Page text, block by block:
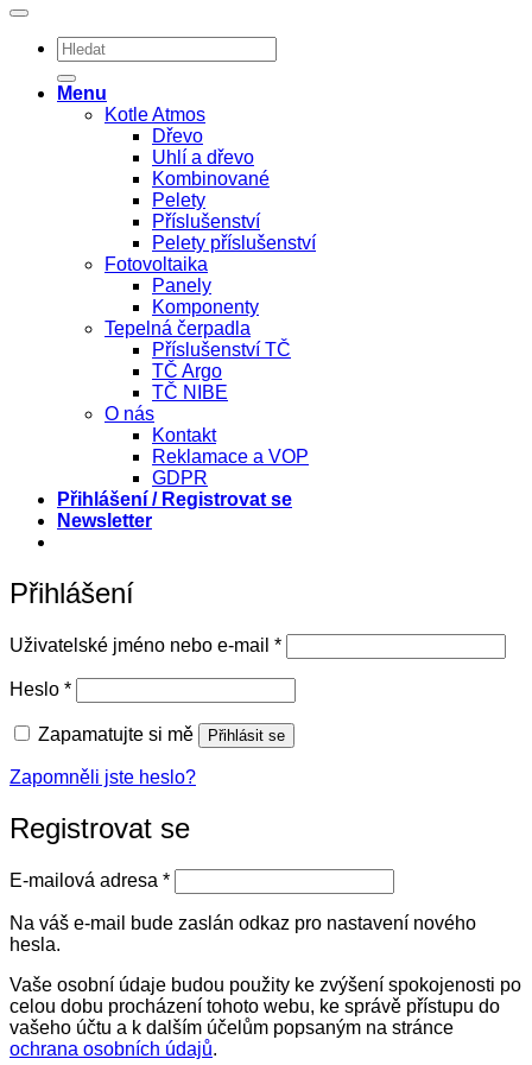
Hledat:
Menu
Kotle Atmos
Dřevo
Uhlí a dřevo
Kombinované
Pelety
Příslušenství
Pelety příslušenství
Fotovoltaika
Panely
Komponenty
Tepelná čerpadla
Příslušenství TČ
TČ Argo
TČ NIBE
O nás
Kontakt
Reklamace a VOP
GDPR
Přihlášení / Registrovat se
Newsletter
Přihlášení
Uživatelské jméno nebo e-mail *Povinné
Heslo *Povinné
Zapamatujte si mě Přihlásit se
Zapomněli jste heslo?
Registrovat se
E-mailová adresa *Povinné
Na váš e-mail bude zaslán odkaz pro nastavení nového
hesla.
Vaše osobní údaje budou použity ke zvýšení spokojenosti po
celou dobu procházení tohoto webu, ke správě přístupu do
vašeho účtu a k dalším účelům popsaným na stránce
ochrana osobních údajů.